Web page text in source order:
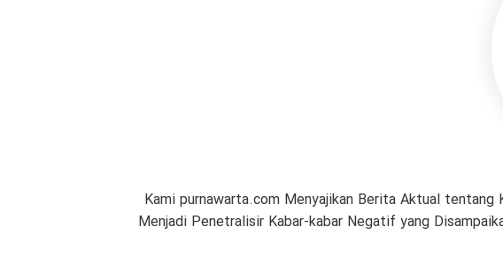
Kami purnawarta.com Menyajikan Berita Aktual tentang
Menjadi Penetralisir Kabar-kabar Negatif yang